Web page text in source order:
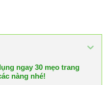
ngay 30 mẹo trang
nàng nhé!